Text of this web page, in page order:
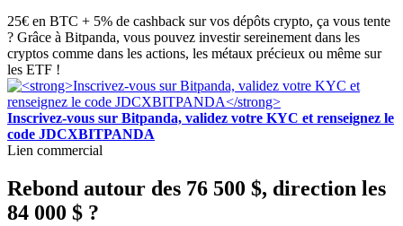
25€ en BTC + 5% de cashback sur vos dépôts crypto, ça vous tente
? Grâce à Bitpanda, vous pouvez investir sereinement dans les
cryptos comme dans les actions, les métaux précieux ou même sur
les ETF !
Inscrivez-vous sur Bitpanda, validez votre KYC et renseignez le
code JDCXBITPANDA
Lien commercial
Rebond autour des 76 500 $, direction les
84 000 $ ?